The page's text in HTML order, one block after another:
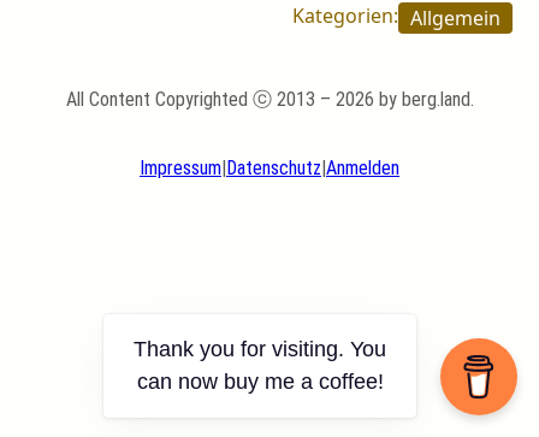
Kategorien: Allgemein
All Content Copyrighted ⓒ 2013 – 2026 by berg.land.
Impressum|Datenschutz|Anmelden
Thank you for visiting. You
can now buy me a coffee!